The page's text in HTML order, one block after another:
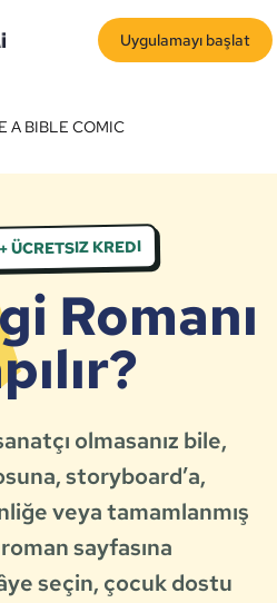
Uygulamayı başlat
A BIBLE COMIC
ÜCRETSIZ KREDI
Romanı
olmasanız bile,
storyboard’a,
veya tamamlanmış
sayfasına
seçin, çocuk dostu